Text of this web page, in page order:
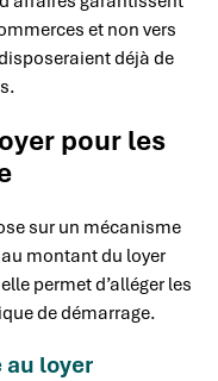
et non vers
déjà de
pour les
sur un mécanisme
montant du loyer
permet d’alléger les
de démarrage.
au loyer